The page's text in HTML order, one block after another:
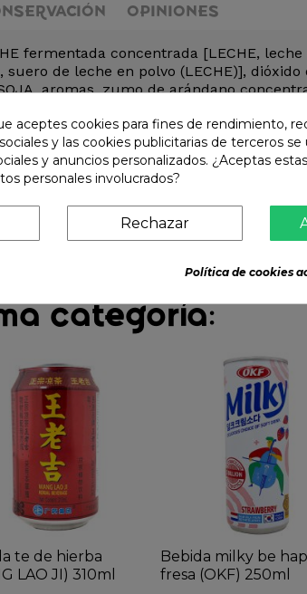
OPINIONES
fermentada concentrada [LECHE,
suero de leche en polvo (LECHE)],
aromas, zumo de arándano
categoría:
te de hierba
LAO JI) 310ml
Bebida milky be
fresa (OKF) 250ml
aceptes cookies para fines de rendimiento,
y las cookies publicitarias de terceros
y anuncios personalizados. ¿Aceptas
personales involucrados?
Rechazar
Política de cookies